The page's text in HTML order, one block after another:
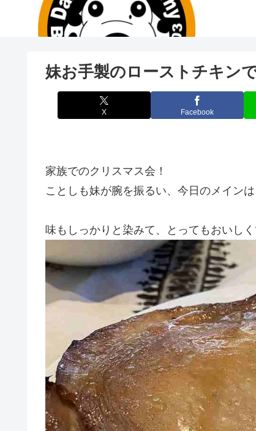
妹お手製のローストチキン
X Facebook
家族でのクリスマス会！
ことしも妹が腕を振るい、今日のメインは
味もしっかりと染みて、とってもおいし